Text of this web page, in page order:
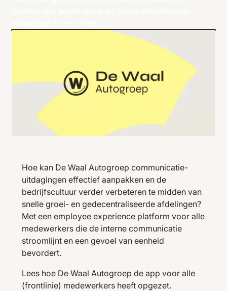
Hoe kan De Waal Autogroep communicatie-
uitdagingen effectief aanpakken en de
bedrijfscultuur verder verbeteren te midden van
snelle groei- en gedecentraliseerde afdelingen?
Met een employee experience platform voor alle
medewerkers die de interne communicatie
stroomlijnt en een gevoel van eenheid
bevordert.
Lees hoe De Waal Autogroep de app voor alle
(frontlinie) medewerkers heeft opgezet.